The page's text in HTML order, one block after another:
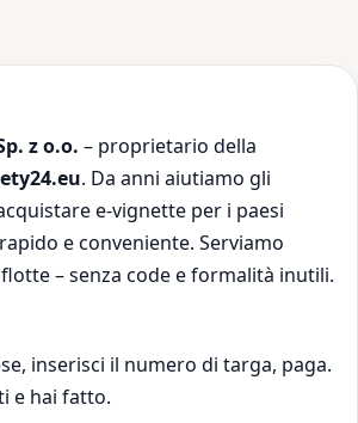
z o.o. – proprietario della
. Da anni aiutiamo gli
e-vignette per i paesi
e conveniente. Serviamo
– senza code e formalità inutili.
inserisci il numero di targa, paga.
e hai fatto.